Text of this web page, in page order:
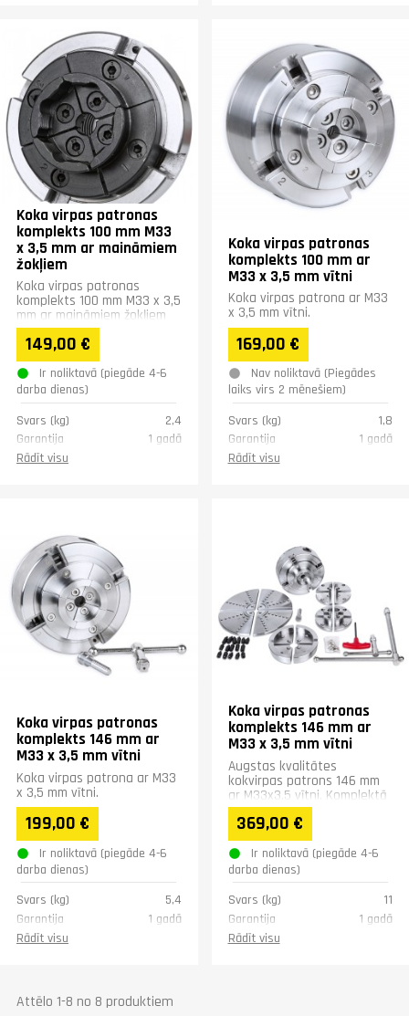
Koka virpas patronas
komplekts 100 mm M33
x 3,5 mm ar maināmiem
žokļiem
Koka virpas patronas
komplekts 100 mm M33 x 3,5
mm ar maināmiem žokļiem
149,00 €
Ir noliktavā (piegāde 4-6
darba dienas)
Svars (kg)
2,4
Garantija
1 gadā
Rādīt visu
Koka virpas patronas
komplekts 100 mm ar
M33 x 3,5 mm vītni
Koka virpas patrona ar M33
x 3,5 mm vītni.
169,00 €
Nav noliktavā (Piegādes
laiks virs 2 mēnešiem)
Svars (kg)
1,8
Garantija
1 gadā
Rādīt visu
Koka virpas patronas
komplekts 146 mm ar
M33 x 3,5 mm vītni
Koka virpas patrona ar M33
x 3,5 mm vītni.
199,00 €
Ir noliktavā (piegāde 4-6
darba dienas)
Svars (kg)
5,4
Garantija
1 gadā
Rādīt visu
Koka virpas patronas
komplekts 146 mm ar
M33 x 3,5 mm vītni
Augstas kvalitātes
kokvirpas patrons 146 mm
ar M33x3,5 vītni. Komplektā
5 maināmi žokļi, 16
stiprinājuma tapas un
centrālā...
369,00 €
Ir noliktavā (piegāde 4-6
darba dienas)
Svars (kg)
11
Garantija
1 gadā
Rādīt visu
Attēlo 1-8 no 8 produktiem